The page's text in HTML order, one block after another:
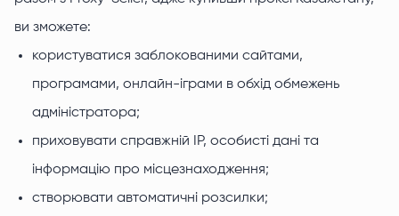
ви зможете:
користуватися заблокованими сайтами,
програмами, онлайн-іграми в обхід обмежень
адміністратора;
приховувати справжній IP, особисті дані та
інформацію про місцезнаходження;
створювати автоматичні розсилки;